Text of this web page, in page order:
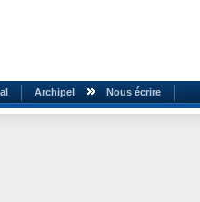
Archipel Nous écrire